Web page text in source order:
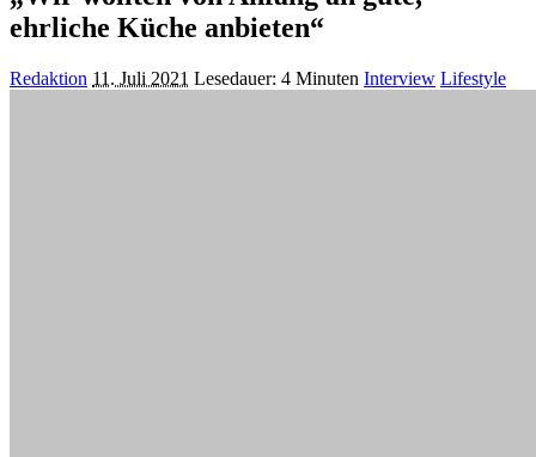
ehrliche Küche anbieten“
Posted
Redaktion 11. Juli 2021 Lesedauer: 4 Minuten Interview Lifestyle